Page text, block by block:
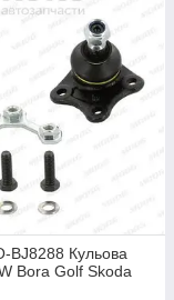
BJ8288 Кульова
Bora Golf Skoda